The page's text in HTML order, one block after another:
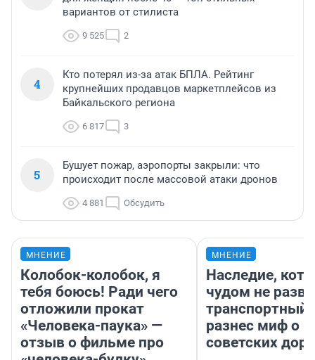
вариантов от стилиста
9 525 2
4
Кто потерял из-за атак БПЛА. Рейтинг
крупнейших продавцов маркетплейсов из
Байкальского региона
6 817 3
5
Бушует пожар, аэропорты закрыли: что
происходит после массовой атаки дронов
4 881 Обсудить
МНЕНИЕ
Колобок-колобок, я
тебя боюсь! Ради чего
отложили прокат
«Человека-паука» —
отзыв о фильме про
МНЕНИЕ
Наследие,
чудом не
транспортный
разнес миф о
советских